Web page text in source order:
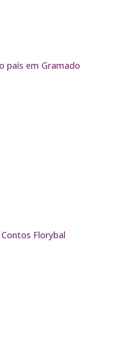
país em Gramado
Florybal